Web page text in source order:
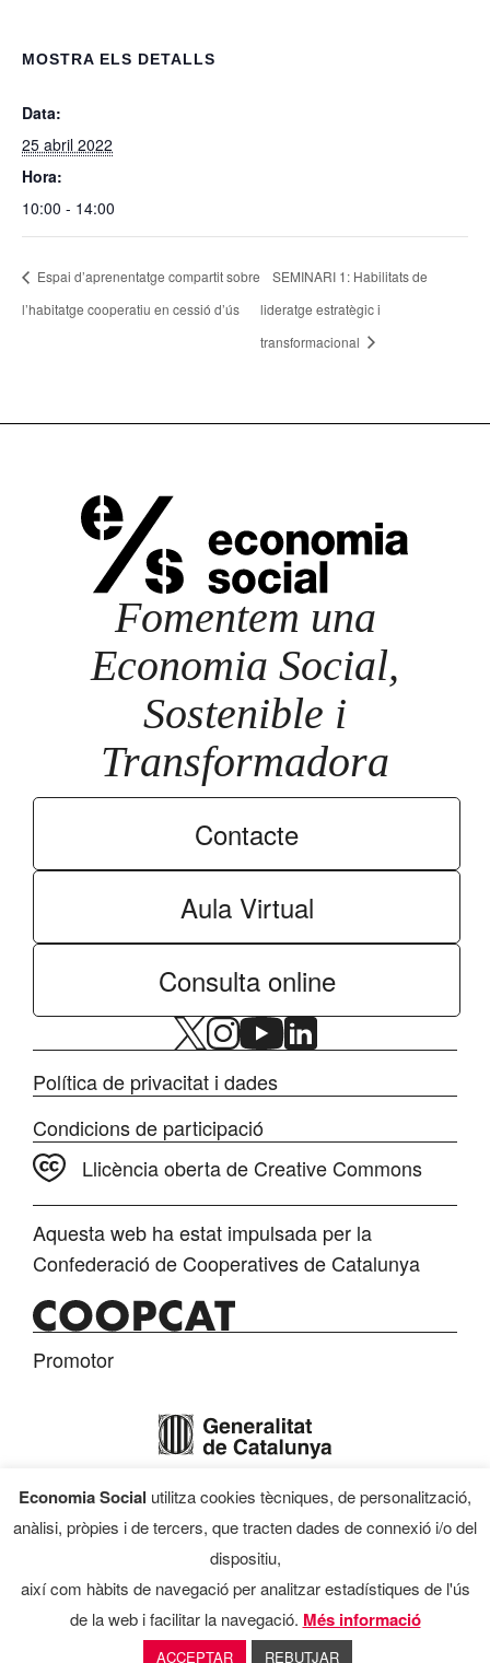
MOSTRA ELS DETALLS
Data:
25 abril 2022
Hora:
10:00 - 14:00
Espai d’aprenentatge compartit sobre
l’habitatge cooperatiu en cessió d’ús
SEMINARI 1: Habilitats de
lideratge estratègic i
transformacional
Fomentem una
Economia Social,
Sostenible i
Transformadora
Contacte
Aula Virtual
Consulta online
Política de privacitat i dades
Condicions de participació
Llicència oberta de Creative Commons
Aquesta web ha estat impulsada per la
Confederació de Cooperatives de Catalunya
Promotor
Finançament
Programa d’Economia Social, 2026
Economia Social utilitza cookies tècniques, de personalització,
anàlisi, pròpies i de tercers, que tracten dades de connexió i/o del
dispositiu,
així com hàbits de navegació per analitzar estadístiques de l'ús
de la web i facilitar la navegació. Més informació
ACCEPTAR REBUTJAR